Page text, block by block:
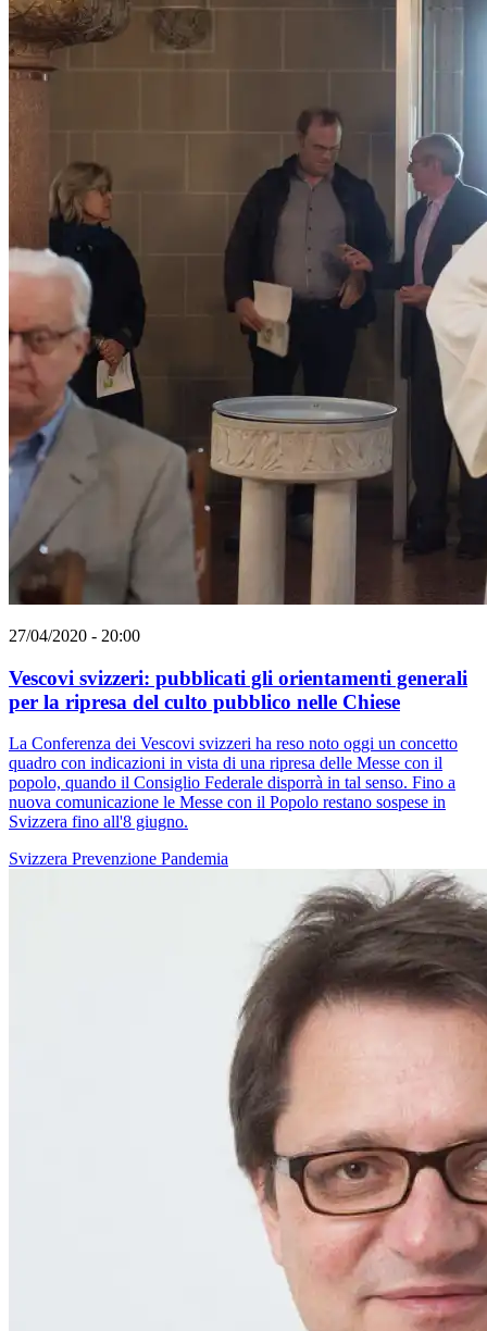
27/04/2020 - 20:00
Vescovi svizzeri: pubblicati gli orientamenti generali
per la ripresa del culto pubblico nelle Chiese
La Conferenza dei Vescovi svizzeri ha reso noto oggi un concetto
quadro con indicazioni in vista di una ripresa delle Messe con il
popolo, quando il Consiglio Federale disporrà in tal senso. Fino a
nuova comunicazione le Messe con il Popolo restano sospese in
Svizzera fino all'8 giugno.
Svizzera Prevenzione Pandemia